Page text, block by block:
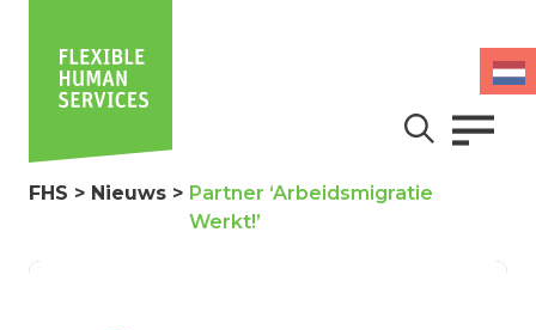
FHS > Nieuws > Partner ‘Arbeidsmigratie
Werkt!’